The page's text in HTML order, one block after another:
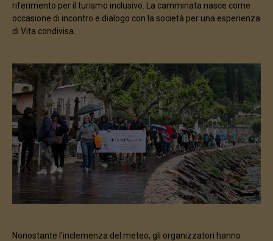
riferimento per il turismo inclusivo. La camminata nasce come
occasione di incontro e dialogo con la società per una esperienza
di Vita condivisa.
Nonostante l’inclemenza del meteo, gli organizzatori hanno